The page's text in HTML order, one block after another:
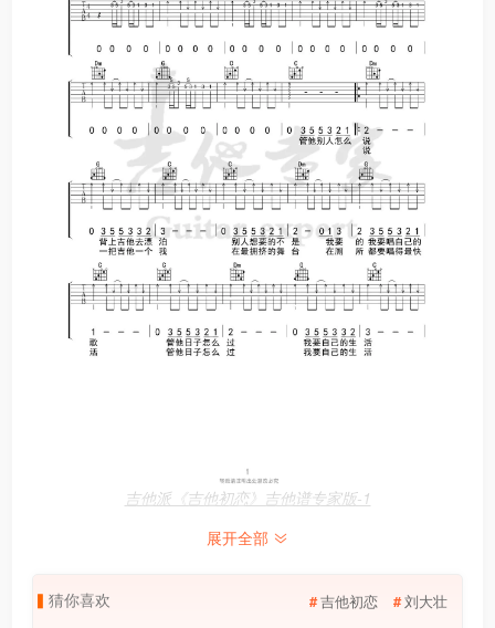
吉他派《吉他初恋》吉他谱专家版-1
展开全部
猜你喜欢 吉他初恋 刘大壮